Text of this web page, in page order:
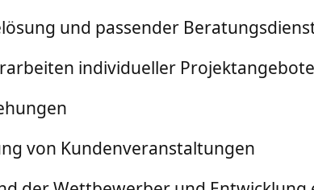
und passender
individueller Projektangebote
von Kundenveranstaltungen